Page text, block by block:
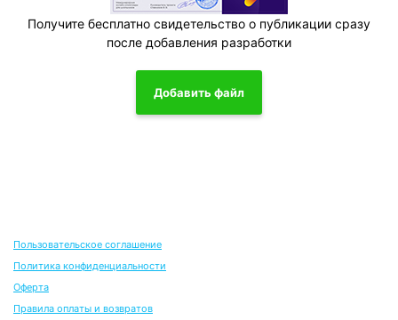
Получите бесплатно свидетельство о публикации сразу
после добавления разработки
Добавить файл
Пользовательское соглашение
Политика конфиденциальности
Оферта
Правила оплаты и возвратов